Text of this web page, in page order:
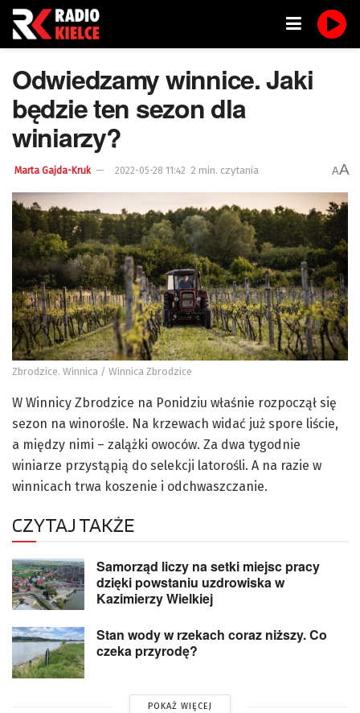
Odwiedzamy winnice. Jaki
będzie ten sezon dla
winiarzy?
Marta Gajda-Kruk 2022-05-28 11:42 2 min. czytania AA
Zbrodzice. Winnica / Winnica Zbrodzice
W Winnicy Zbrodzice na Ponidziu właśnie rozpoczął się
sezon na winorośle. Na krzewach widać już spore liście,
a między nimi – zalążki owoców. Za dwa tygodnie
winiarze przystąpią do selekcji latorośli. A na razie w
winnicach trwa koszenie i odchwaszczanie.
CZYTAJ TAKŻE
Samorząd liczy na setki miejsc pracy
dzięki powstaniu uzdrowiska w
Kazimierzy Wielkiej
Stan wody w rzekach coraz niższy. Co
czeka przyrodę?
POKAŻ WIĘCEJ